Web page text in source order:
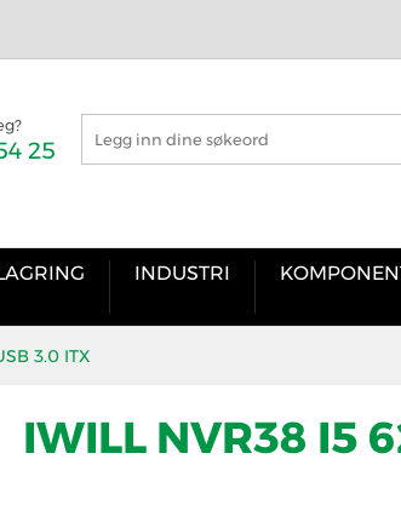
25
INDUSTRI
3.0 ITX
IWILL NVR38 I5